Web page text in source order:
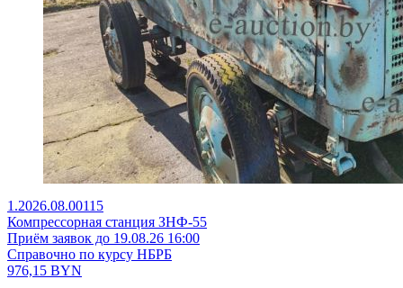
1.2026.08.00115
Компрессорная станция ЗНФ-55
Приём заявок до 19.08.26 16:00
Справочно по курсу НБРБ
976,15 BYN